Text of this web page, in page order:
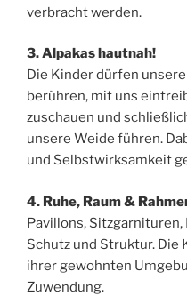
verbracht werden.
3. Alpakas hautnah!
Die Kinder dürfen
berühren, mit uns
zuschauen und
unsere Weide führen.
und Selbstwirksamkeit
4. Ruhe, Raum &
Pavillons,
Schutz und Struktur. Die
ihrer gewohnten
Zuwendung.